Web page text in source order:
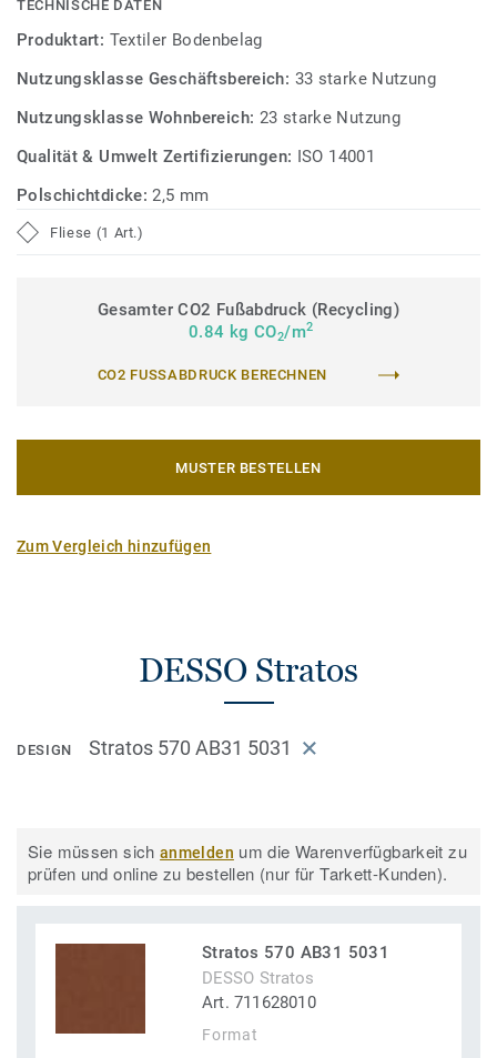
TECHNISCHE DATEN
Produktart: Textiler Bodenbelag
Nutzungsklasse Geschäftsbereich: 33 starke Nutzung
Nutzungsklasse Wohnbereich: 23 starke Nutzung
Qualität & Umwelt Zertifizierungen: ISO 14001
Polschichtdicke:2,5 mm
Fliese (1 Art.)
Gesamter CO2 Fußabdruck (Recycling)
0.84 kg CO2/m2
CO2 FUSSABDRUCK BERECHNEN
MUSTER BESTELLEN
Zum Vergleich hinzufügen
DESSO Stratos
DESIGN Stratos 570 AB31 5031
Sie müssen sichanmelden um die Warenverfügbarkeit zu
prüfen und online zu bestellen (nur für Tarkett-Kunden).
Stratos 570 AB31 5031
DESSO Stratos
Art. 711628010
Format